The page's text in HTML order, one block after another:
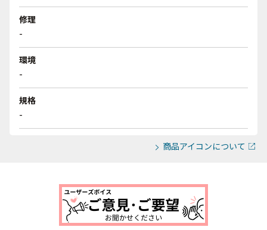
修理
-
環境
-
規格
-
商品アイコンについて